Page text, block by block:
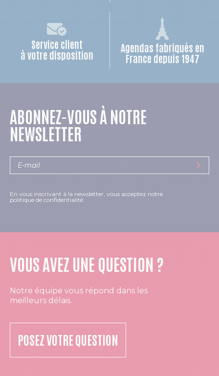
Service client
à votre disposition
Agendas fabriqués en
France depuis 1947
ABONNEZ-VOUS À NOTRE
NEWSLETTER
En vous inscrivant à la newsletter, vous acceptez notre
politique de confidentialité.
VOUS AVEZ UNE QUESTION ?
Notre équipe vous répond dans les
meilleurs délais.
POSEZ VOTRE QUESTION